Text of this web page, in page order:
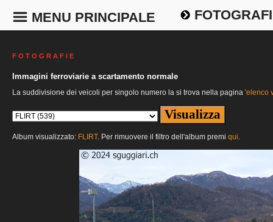
MENU PRINCIPALE
F O T O G R A F I E
Immagini ferroviarie a scartamento normale
La suddivisione dei veicoli per singolo numero la si trova nella pagina 'elenco
Album visualizzato: FLIRT. Per rimuovere il filtro dell'album premi qui.